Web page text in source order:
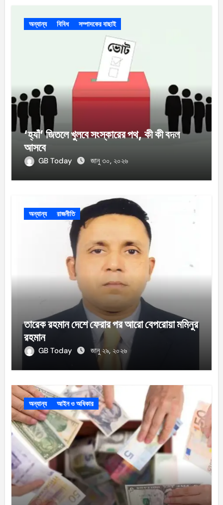
অন্যান্য বিবিধ সম্পাদকের বাছাই
‘হ্যাঁ’ জিতলে খুলবে সংস্কারের পথ, কী কী বদল
আসবে
GB Today জানু ৩০, ২০২৬
অন্যান্য রাজনীতি
তারেক রহমান দেশে ফেরার পর আরো বেপরোয়া মমিনুর
রহমান
GB Today জানু ২৯, ২০২৬
অন্যান্য আইন ও অধিকার